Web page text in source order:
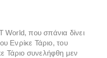
World, που σπάνια δίνει
Ενρίκε Τάριο, του
Τάριο συνελήφθη μεν